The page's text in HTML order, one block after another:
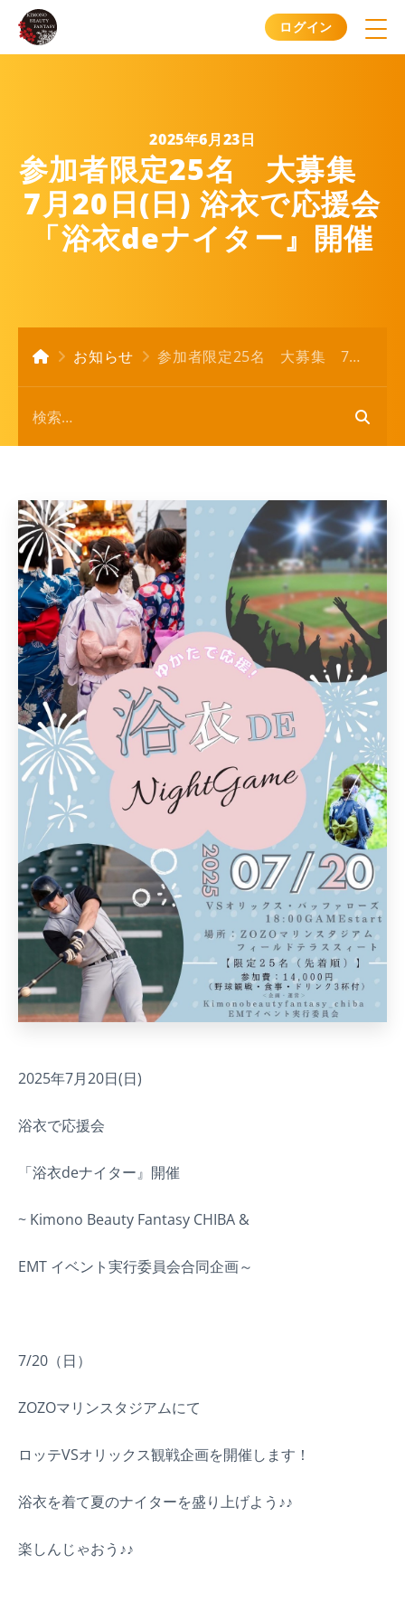
ログイン
2025年6月23日
参加者限定25名 大募集
7月20日(日) 浴衣で応援会
「浴衣deナイター』開催
お知らせ 参加者限定25名 大募集 7月20日(日) 浴衣で応援会 「浴衣deナイター』開催
2025年7月20日(日)
浴衣で応援会
「浴衣deナイター』開催
~ Kimono Beauty Fantasy CHIBA &
EMT イベント実行委員会合同企画～
7/20（日）
ZOZOマリンスタジアムにて
ロッテVSオリックス観戦企画を開催します！
浴衣を着て夏のナイターを盛り上げよう♪♪
楽しんじゃおう♪♪